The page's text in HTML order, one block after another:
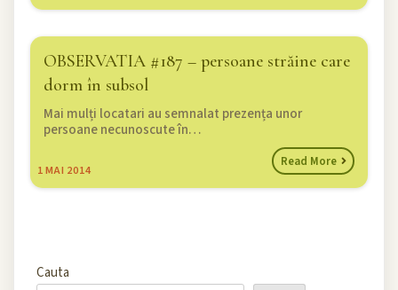
OBSERVATIA #187 – persoane străine care
dorm în subsol
1 MAI 2014
Mai mulți locatari au semnalat prezența unor
persoane necunoscute în…
Read More
Cauta